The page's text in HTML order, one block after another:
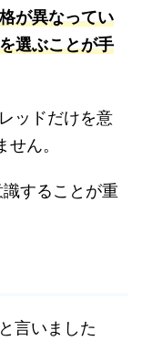
が異なってい
選ぶことが手
ッドだけを意
ん。
することが重
言いました